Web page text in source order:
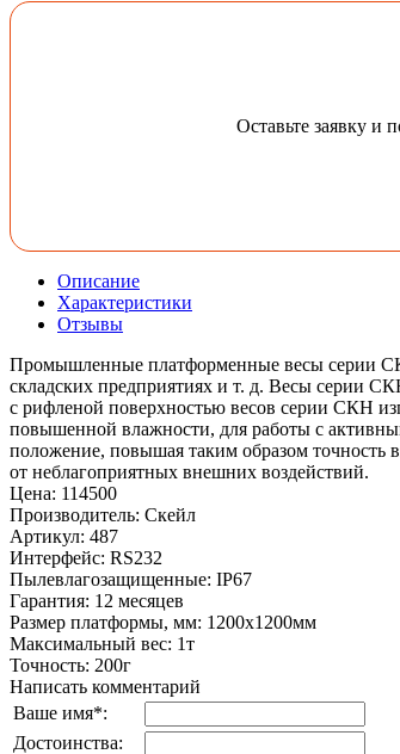
Оставьте заявку и
Описание
Характеристики
Отзывы
Промышленные платформенные весы серии
складских предприятиях и т. д. Весы серии
с рифленой поверхностью весов серии СКН
повышенной влажности, для работы с
положение, повышая таким образом точность
от неблагоприятных внешних воздействий.
Цена: 114500
Производитель: Скейл
Артикул: 487
Интерфейс: RS232
Пылевлагозащищенные: IP67
Гарантия: 12 месяцев
Размер платформы, мм: 1200х1200мм
Максимальный вес: 1т
Точность: 200г
Написать комментарий
Ваше имя*:
Достоинства: